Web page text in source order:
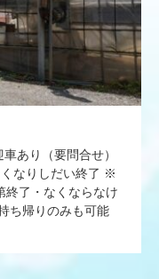
あり（要問合せ）
なりしだい終了 ※
終了・なくならなけ
ち帰りのみも可能